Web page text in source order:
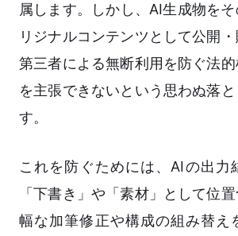
属します。しかし、AI生成物を
リジナルコンテンツとして公開・
第三者による無断利用を防ぐ法的
を主張できないという思わぬ落
す。
これを防ぐためには、AIの出力
「下書き」や「素材」として位
幅な加筆修正や構成の組み替え